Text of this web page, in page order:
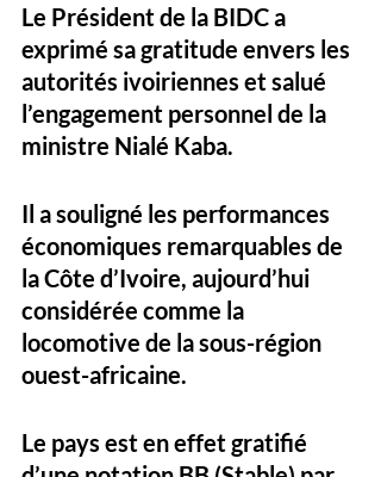
Le Président de la BIDC a
exprimé sa gratitude envers les
autorités ivoiriennes et salué
l’engagement personnel de la
ministre Nialé Kaba.
Il a souligné les performances
économiques remarquables de
la Côte d’Ivoire, aujourd’hui
considérée comme la
locomotive de la sous-région
ouest-africaine.
Le pays est en effet gratifié